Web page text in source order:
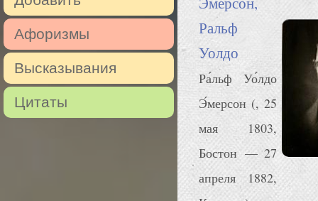
Афоризмы
Высказывания
Цитаты
Ральф
Уолдо
Ра́льф Уо́лдо
Э́мерсон (, 25
мая 1803,
Бостон — 27
апреля 1882,